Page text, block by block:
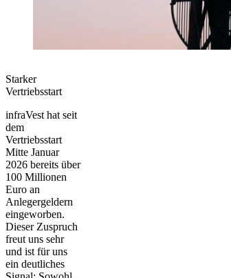
Starker
Vertriebsstart
infraVest hat seit
dem
Vertriebsstart
Mitte Januar
2026 bereits über
100 Millionen
Euro an
Anlegergeldern
eingeworben.
Dieser Zuspruch
freut uns sehr
und ist für uns
ein deutliches